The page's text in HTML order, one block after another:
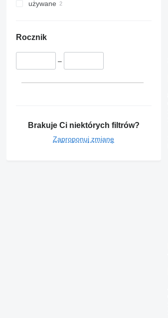
używane
Rocznik
–
Brakuje Ci niektórych filtrów?
Zaproponuj zmianę